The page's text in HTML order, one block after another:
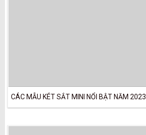
CÁC MẪU KÉT SẮT MINI NỔI BẬT NĂM 2023